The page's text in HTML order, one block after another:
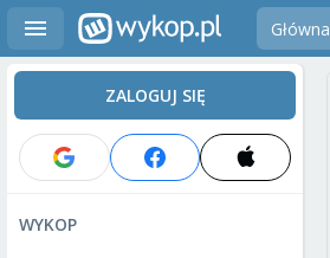
Główna
ZALOGUJ SIĘ
WYKOP